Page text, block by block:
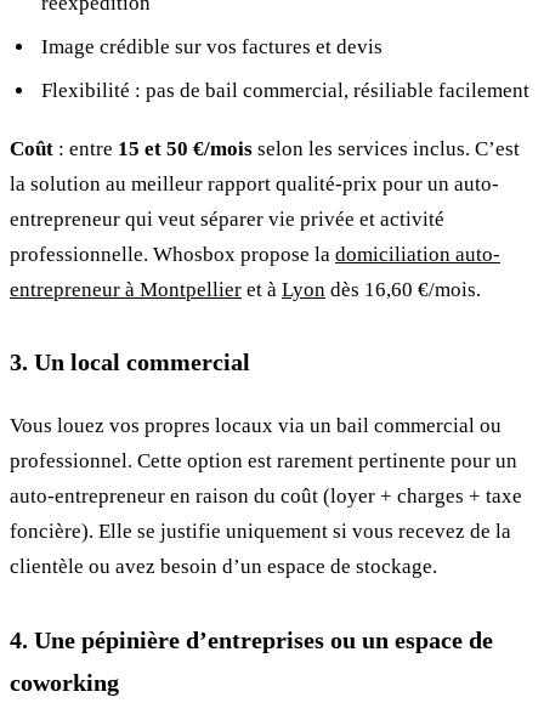
Image crédible sur vos factures et devis
Flexibilité : pas de bail commercial, résiliable facilement
Coût : entre 15 et 50 €/mois selon les services inclus. C’est
la solution au meilleur rapport qualité-prix pour un auto-
entrepreneur qui veut séparer vie privée et activité
professionnelle. Whosbox propose la domiciliation auto-
entrepreneur à Montpellier et à Lyon dès 16,60 €/mois.
3. Un local commercial
Vous louez vos propres locaux via un bail commercial ou
professionnel. Cette option est rarement pertinente pour un
auto-entrepreneur en raison du coût (loyer + charges + taxe
foncière). Elle se justifie uniquement si vous recevez de la
clientèle ou avez besoin d’un espace de stockage.
4. Une pépinière d’entreprises ou un espace de
coworking